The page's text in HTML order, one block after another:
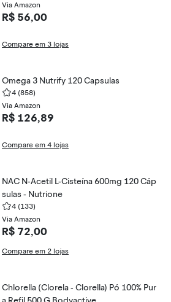
Via Amazon
R$ 56,00
Compare em 3 lojas
Omega 3 Nutrify 120 Capsulas
4 (858)
Via Amazon
R$ 126,89
Compare em 4 lojas
NAC N-Acetil L-Cisteína 600mg 120 Cáp
sulas - Nutrione
4 (133)
Via Amazon
R$ 72,00
Compare em 2 lojas
Chlorella (Clorela - Clorella) Pó 100% Pur